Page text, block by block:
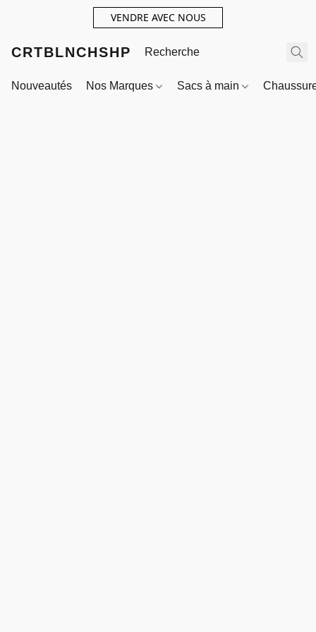
VENDRE AVEC NOUS
CRTBLNCHSHP
Nouveautés Nos Marques Sacs à main